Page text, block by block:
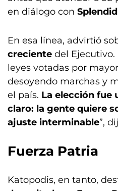
en diálogo con
En esa línea, advirtió
creciente del Ejecutivo.
leyes votadas por
desoyendo marchas y
el país. La elección fue
claro: la gente quiere
ajuste interminable”,
Fuerza Patria
Katopodis, en tanto,